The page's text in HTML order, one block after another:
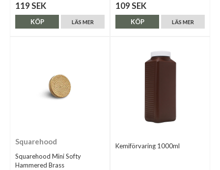
119 SEK
LÄS MER
KÖP
109 SEK
LÄS MER
KÖP
Squarehood
Squarehood Mini Softy
Hammered Brass
Kemiförvaring 1000ml